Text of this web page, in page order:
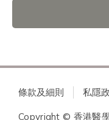
條款及細則 私隱
Copyright © 香港醫